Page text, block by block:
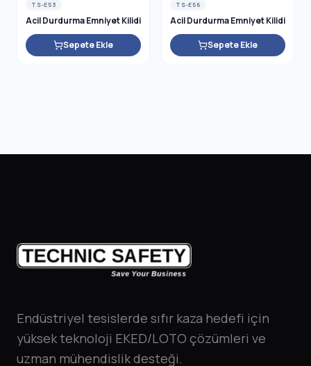
TS-E53
Acil Durdurma Emniyet Kilidi
Sepete Ekle
TS-E56
Acil Durdurma Emniyet Kilidi
Sepete Ekle
Endüstriyel tesislerde sıfır kaza hedefi için
yüksek teknoloji EKED/LOTO çözümleri ve
uzman mühendislik desteği.